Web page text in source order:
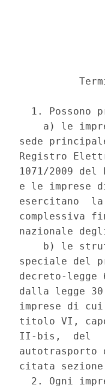
1. Possono
a) le
sede
Registro
1071/2009
e le imprese
esercitano
complessiva
nazionale
b) le
speciale del
decreto-
dalla legge
imprese di
titolo VI,
II-bis,  del
citata
2. Ogni